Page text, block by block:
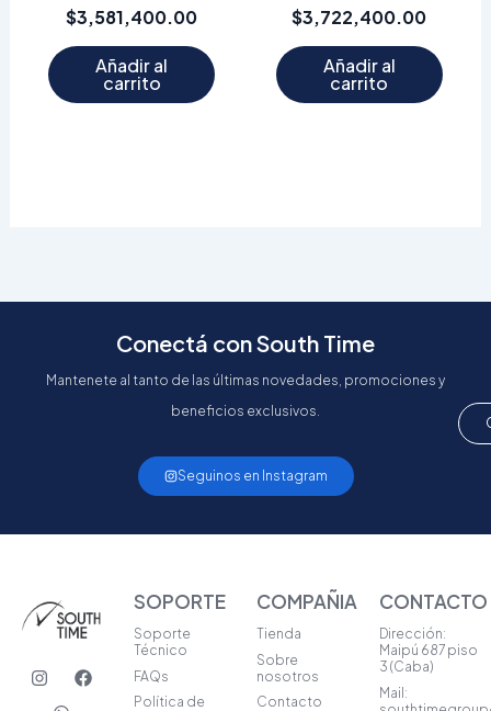
$3,581,400.00
Añadir al
carrito
$3,722,400.00
Añadir al
carrito
Conectá con South Time
Mantenete al tanto de las últimas novedades, promociones y
beneficios exclusivos.
Seguinos en Instagram
I
n
F
a
W
a
SOPORTE
Soporte
Técnico
FAQs
Política de
COMPAÑIA
Tienda
Sobre
nosotros
Contacto
CONTACTO
Dirección:
Maipú 687 piso
3 (Caba)
Mail: